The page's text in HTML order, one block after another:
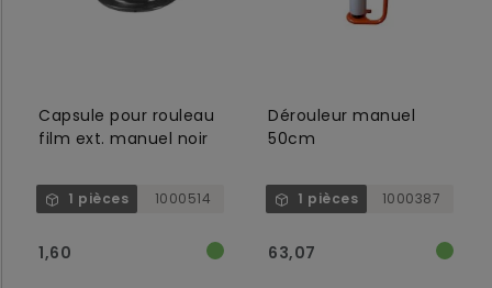
Capsule pour rouleau
film ext. manuel noir
1 pièces 1000514
1,60
Dérouleur manuel
50cm
1 pièces 1000387
63,07